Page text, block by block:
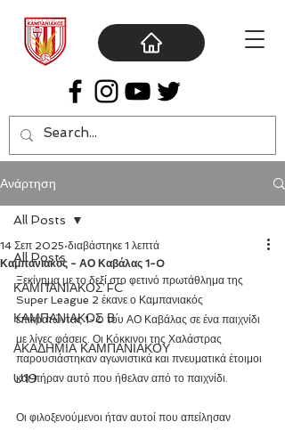
Ανάρτηση
All Posts
ΚΑΜΠΑΝΙΑΚΟΣ FC
ΚΑΜΠΑΝΙΑΚΟΣ Β΄
ΑΚΑΔΗΜΙΑ ΚΑΜΠΑΝΙΑΚΟΥ
U19
All Posts
Καμπανιακός - ΑΟ Καβάλας 1-0
14 Σεπ 2025 διαβάστηκε 1 λεπτά
Ξεκίνημα με το δεξί στο φετινό πρωτάθλημα της
Super League 2 έκανε ο Καμπανιακός
επικρατώντας 1-0 του ΑΟ Καβάλας σε ένα παιχνίδι
με λίγες φάσεις. Οι Κόκκινοι της Χαλάστρας
παρουσιάστηκαν αγωνιστικά και πνευματικά έτοιμοι
και πήραν αυτό που ήθελαν από το παιχνίδι.
Οι φιλοξενούμενοι ήταν αυτοί που απείλησαν